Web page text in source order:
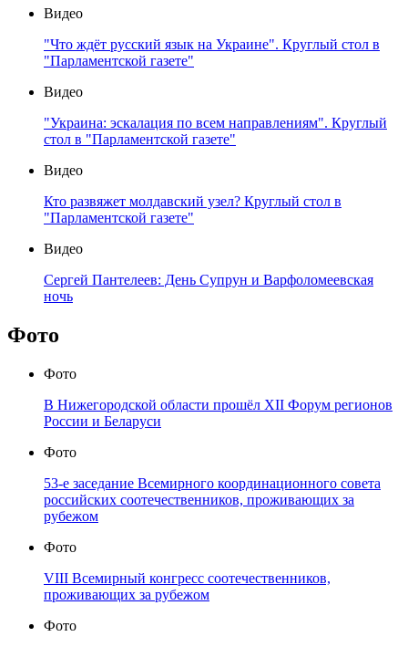
Видео
"Что ждёт русский язык на Украине". Круглый стол в
"Парламентской газете"
Видео
"Украина: эскалация по всем направлениям". Круглый
стол в "Парламентской газете"
Видео
Кто развяжет молдавский узел? Круглый стол в
"Парламентской газете"
Видео
Сергей Пантелеев: День Супрун и Варфоломеевская
ночь
Фото
Фото
В Нижегородской области прошёл XII Форум регионов
России и Беларуси
Фото
53-е заседание Всемирного координационного совета
российских соотечественников, проживающих за
рубежом
Фото
VIII Всемирный конгресс соотечественников,
проживающих за рубежом
Фото